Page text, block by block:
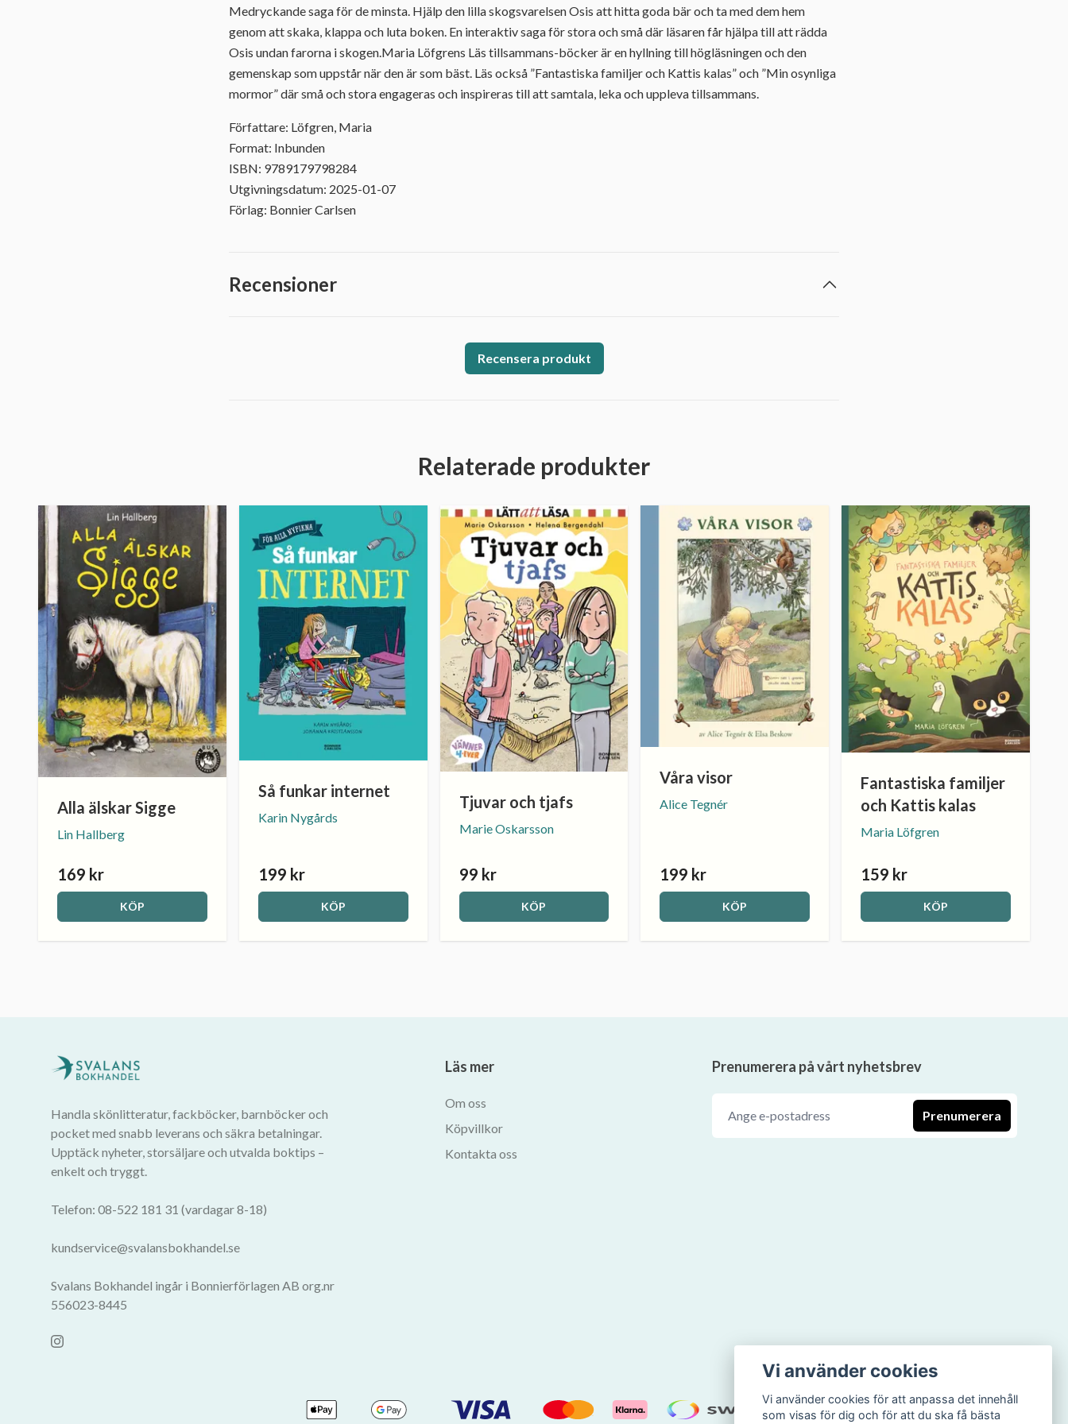
Medryckande saga för de minsta. Hjälp den lilla skogsvarelsen Osis att hitta goda bär och ta med dem hem
genom att skaka, klappa och luta boken. En interaktiv saga för stora och små där läsaren får hjälpa till att rädda
Osis undan farorna i skogen.Maria Löfgrens Läs tillsammans-böcker är en hyllning till högläsningen och den
gemenskap som uppstår när den är som bäst. Läs också ”Fantastiska familjer och Kattis kalas” och ”Min osynliga
mormor” där små och stora engageras och inspireras till att samtala, leka och uppleva tillsammans.
Författare: Löfgren, Maria
Format: Inbunden
ISBN: 9789179798284
Utgivningsdatum: 2025-01-07
Förlag: Bonnier Carlsen
Recensioner
Recensera produkt
Relaterade produkter
Alla älskar Sigge
Lin Hallberg
169 kr
KÖP
Så funkar internet
Karin Nygårds
199 kr
KÖP
Tjuvar och tjafs
Marie Oskarsson
99 kr
KÖP
Våra visor
Alice Tegnér
199 kr
KÖP
Fantastiska familjer
och Kattis kalas
Maria Löfgren
159 kr
KÖP
Handla skönlitteratur, fackböcker, barnböcker och
pocket med snabb leverans och säkra betalningar.
Upptäck nyheter, storsäljare och utvalda boktips –
enkelt och tryggt.
Telefon: 08-522 181 31 (vardagar 8-18)
kundservice@svalansbokhandel.se
Svalans Bokhandel ingår i Bonnierförlagen AB org.nr
556023-8445
Läs mer
Om oss
Köpvillkor
Kontakta oss
Prenumerera på vårt nyhetsbrev
Prenumerera
Vi använder cookies
Vi använder cookies för att anpassa det innehåll
som visas för dig och för att du ska få bästa